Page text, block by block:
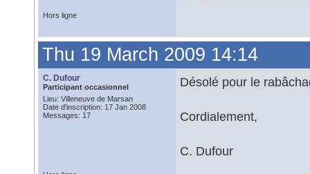
Hors ligne
Thu 19 March 2009 14:14
C. Dufour
Participant occasionnel
Lieu: Villeneuve de Marsan
Date d'inscription: 17 Jan 2008
Messages: 17
Désolé pour le
Cordialement,
C. Dufour